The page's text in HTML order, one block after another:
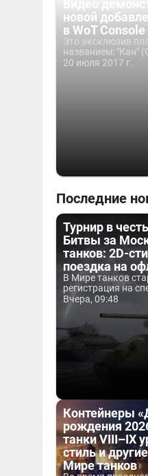
новой
в WoT Console
Это эксклюзив
названием: "Кан"
20 июля 2017 г.
Последние
Турнир в
Битвы за
танков: 2D-
поездка на
В Мире танков
регистрация на
Вчера, 09:48
Контейнеры
рождения
танки VIII–IX
стиль и
Мире танков